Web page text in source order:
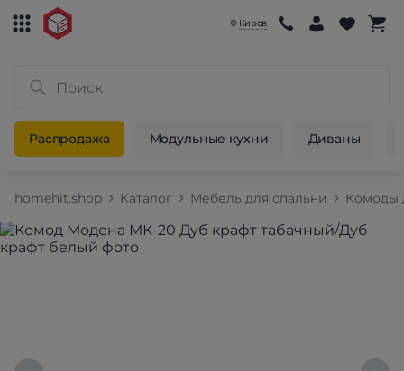
Киров
Распродажа Модульные кухни Диваны
homehit.shop Каталог Мебель для спальни Комоды